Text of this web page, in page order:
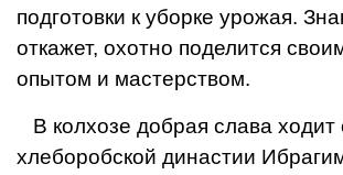
подготовки к уборке уро­жая.
откажет, охот­но поделится
опытом и мастерством.
В колхозе добрая слава ходит
хлеборобской династии